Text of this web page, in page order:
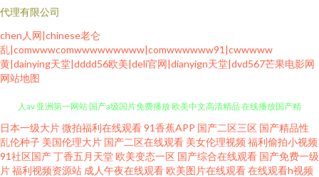
代理有限公司
chen人网|chinese老仑
乱|comwwwcomwwwwwwwww|comwwwwww91|cwwwww
黄|dainying天堂|dddd56欧美|deli官网|dianyign天堂|dvd567芒果电影网
网站地图
国产99久一区二 个男人扒开腿猛戳 三级片AV老司机网站 www91激情 另类黑
人av 亚洲第一网站 国产a级国片免费播放 欧美中文高清精品 在线播放国产精
日本一级大片微拍福利在线观看91香蕉APP 国产二区三区 国产精品性
乱伦种子 美国伦理大片 国产二区在线观看 美女伦理视频 福利偷拍小视频
91社区国产丁香五月天堂欧美变态一区 国产综合在线观看 国产免费一级
片福利视频资源站 成人午夜在线观看欧美图片在线观看在线观看h视频